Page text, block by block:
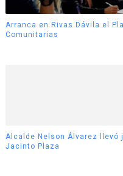
Arranca en Rivas Dávila el
Comunitarias
Alcalde Nelson Álvarez llevó
Jacinto Plaza